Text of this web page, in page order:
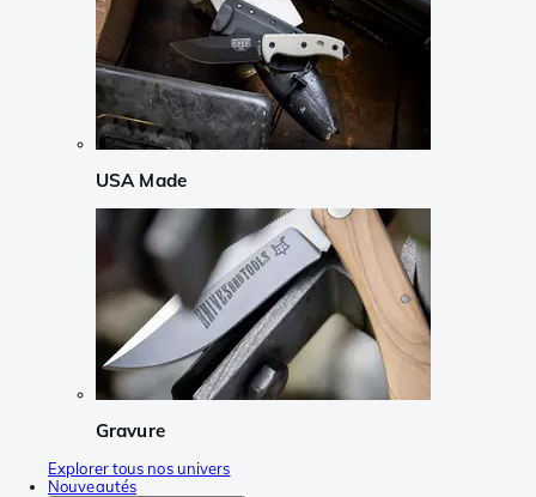
USA Made
Gravure
Explorer tous nos univers
Nouveautés